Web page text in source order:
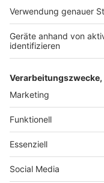
männliche Form genannt,